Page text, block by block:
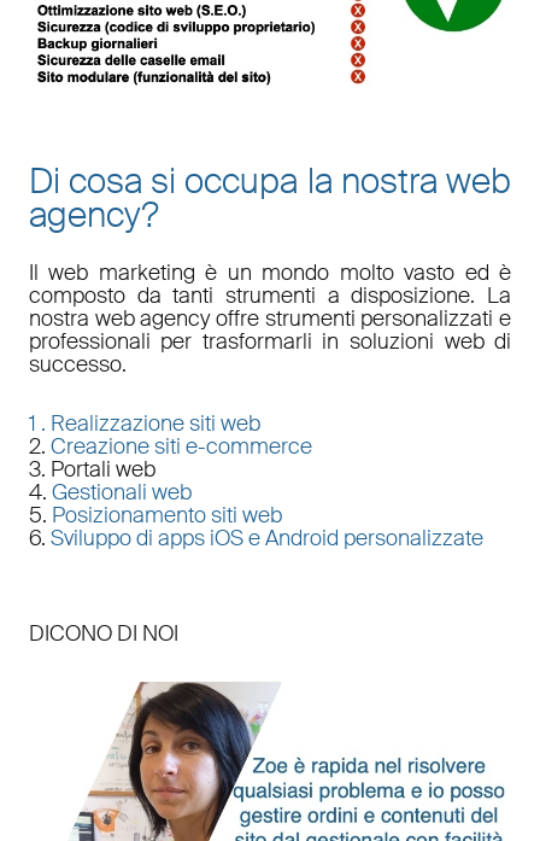
Di cosa si occupa la nostra web
agency?
Ilweb marketing è un mondo molto vasto ed è
composto da tanti strumenti a disposizione. La
nostra web agencyoffre strumenti personalizzati e
professionali per trasformarli in soluzioni web di
successo.
1 . Realizzazione siti web
2. Creazione siti e-commerce
3. Portali web
4. Gestionali web
5. Posizionamento siti web
6. Sviluppo di apps iOS e Android personalizzate
DICONO DI NOI